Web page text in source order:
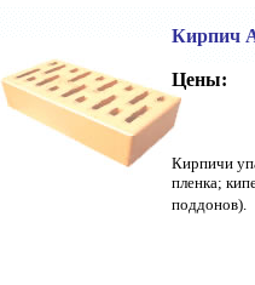
Кирпич
Цены:
Кирпичи
пленка;
поддонов).